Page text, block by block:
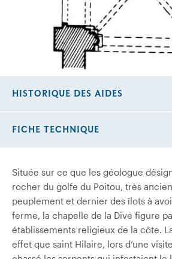
Située sur ce que les géologue
rocher du golfe du Poitou, très
peuplement et dernier des îlots à
ferme, la chapelle de la Dive figure
établissements religieux de la côte.
effet que saint Hilaire, lors d’une
HISTORIQUE DES AIDES
FICHE TECHNIQUE